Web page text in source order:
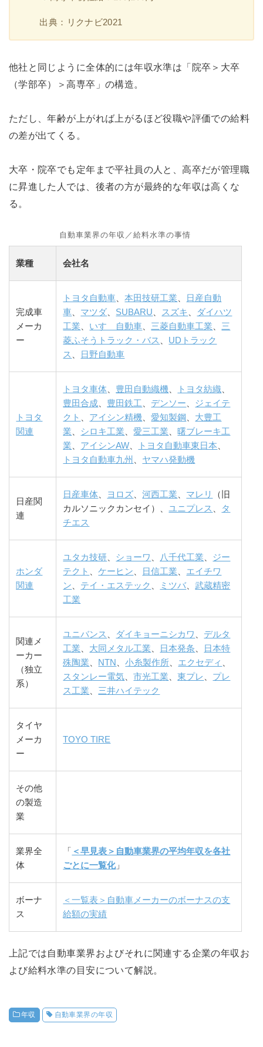
出典：リクナビ2021
他社と同じように全体的には年収水準は「院卒＞大卒
（学部卒）＞高専卒」の構造。
ただし、年齢が上がれば上がるほど役職や評価での給料
の差が出てくる。
大卒・院卒でも定年まで平社員の人と、高卒だが管理職
に昇進した人では、後者の方が最終的な年収は高くな
る。
自動車業界の年収／給料水準の事情
業種 会社名
完成車
メーカ
ー
トヨタ自動車、本田技研工業、
日産自動
車、 マツダ、 SUBARU、 スズキ 、 ダイハツ
工業、 いすゞ自動車、三菱自動車工業、三
菱ふそうトラック・バス 、 UDトラック
ス 、 日野自動車
トヨタ
関連
トヨタ車体、 豊田自動織機、 トヨタ紡織、
豊田合成、 豊田鉄工、 デンソー、 ジェイテ
クト 、 アイシン精機、愛知製鋼 、 大豊工
業、 シロキ工業、愛三工業、曙ブレーキ工
業、 アイシンAW、 トヨタ自動車東日本、
トヨタ自動車九州 、 ヤマハ発動機
日産関
連
日産車体、 ヨロズ、河西工業、 マレリ
（旧
カルソニックカンセイ）、ユニプレス 、 タ
チエス
ホンダ
関連
ユタカ技研、 ショーワ 、 八千代工業、 ジー
テクト 、ケーヒン、 日信工業、 エイチワ
ン、 テイ・エステック 、 ミツバ、武蔵精密
工業
関連メ
ーカー
（独立
系）
ユニバンス 、 ダイキョーニシカワ 、 デルタ
工業、 大同メタル工業、 日本発条、
日本特
殊陶業、 NTN 、小糸製作所、 エクセディ 、
スタンレー電気、市光工業、東プレ 、 プレ
ス工業、三井ハイテック
タイヤ
メーカ
ー
TOYO TIRE
その他
の製造
業
業界全
体
「 ＜早見表＞自動車業界の平均年収を各社
ごとに一覧化」
ボーナ
ス
＜一覧表＞自動車メーカーのボーナスの支
給額の実績
上記では自動車業界およびそれに関連する企業の年収お
よび給料水準の目安について解説。
年収 自動車業界の年収